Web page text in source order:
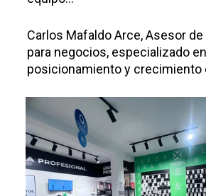
Carlos Mafaldo Arce, Asesor de
para negocios, especializado en
posicionamiento y crecimiento